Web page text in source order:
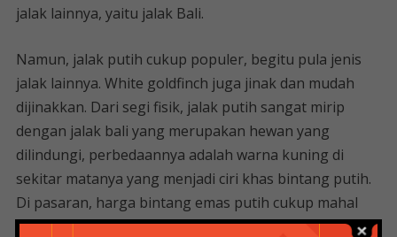
jalak lainnya, yaitu jalak Bali.
Namun, jalak putih cukup populer, begitu pula jenis
jalak lainnya. White goldfinch juga jinak dan mudah
dijinakkan. Dari segi fisik, jalak putih sangat mirip
dengan jalak bali yang merupakan hewan yang
dilindungi, perbedaannya adalah warna kuning di
sekitar matanya yang menjadi ciri khas bintang putih.
Di pasaran, harga bintang emas putih cukup mahal
dibandingkan dengan bintang emas lainnya, karena